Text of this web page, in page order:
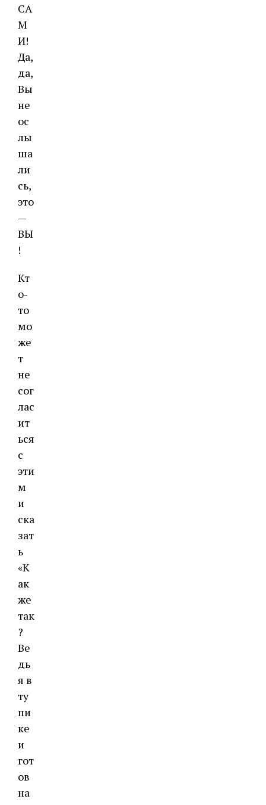
СА
М
И!
Да,
да,
Вы
не
ос
лы
ша
ли
сь,
это
—
ВЫ
!
Кт
о-
то
мо
же
т
не
сог
лас
ит
ься
с
эти
м
и
ска
зат
ь
«К
ак
же
так
?
Ве
дь
я в
ту
пи
ке
и
гот
ов
на